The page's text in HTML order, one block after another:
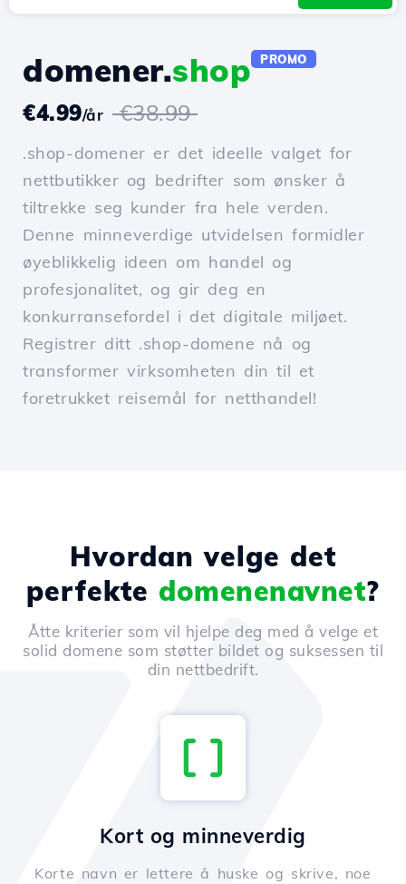
domener.shop PROMO
€4.99/år €38.99
.shop-domener er det ideelle valget for
nettbutikker og bedrifter som ønsker å
tiltrekke seg kunder fra hele verden.
Denne minneverdige utvidelsen formidler
øyeblikkelig ideen om handel og
profesjonalitet, og gir deg en
konkurransefordel i det digitale miljøet.
Registrer ditt .shop-domene nå og
transformer virksomheten din til et
foretrukket reisemål for netthandel!
Hvordan velge det
perfekte domenenavnet?
Åtte kriterier som vil hjelpe deg med å velge et
solid domene som støtter bildet og suksessen til
din nettbedrift.
Kort og minneverdig
Korte navn er lettere å huske og skrive, noe